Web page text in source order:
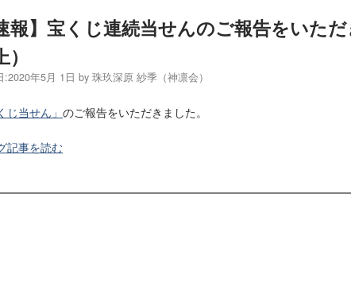
報】宝くじ連続当せんのご報告をいた
:2020年5月 1日 by 珠玖深原 紗季（神凛会）
じ当せん」 のご報告をいただきました。
記事を読む